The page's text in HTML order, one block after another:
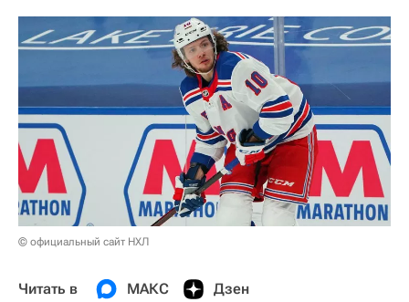
© официальный сайт НХЛ
Читать в МАКС Дзен